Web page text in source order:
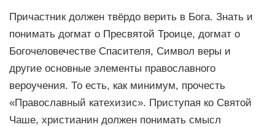
Причастник должен твёрдо верить в Бога. Знать и
понимать догмат о Пресвятой Троице, догмат о
Богочеловечестве Спасителя, Символ веры и
другие основные элементы православного
вероучения. То есть, как минимум, прочесть
«Православный катехизис». Приступая ко Святой
Чаше, христианин должен понимать смысл